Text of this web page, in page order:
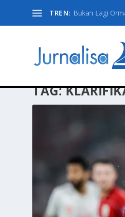
TREN: Bukan Lagi
TAG: